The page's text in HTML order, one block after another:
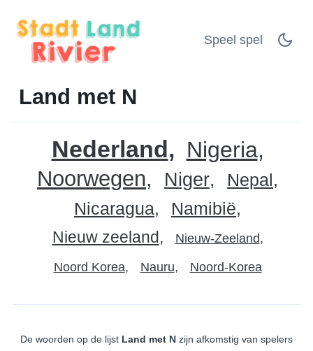
Speel spel
Land met N
Nederland Nigeria
Noorwegen Niger
Nepal
Nicaragua
Namibië
Nieuw zeeland Nieuw-Zeeland
Noord Korea Nauru Noord-Korea
De woorden op de lijst Land met N zijn afkomstig van spelers